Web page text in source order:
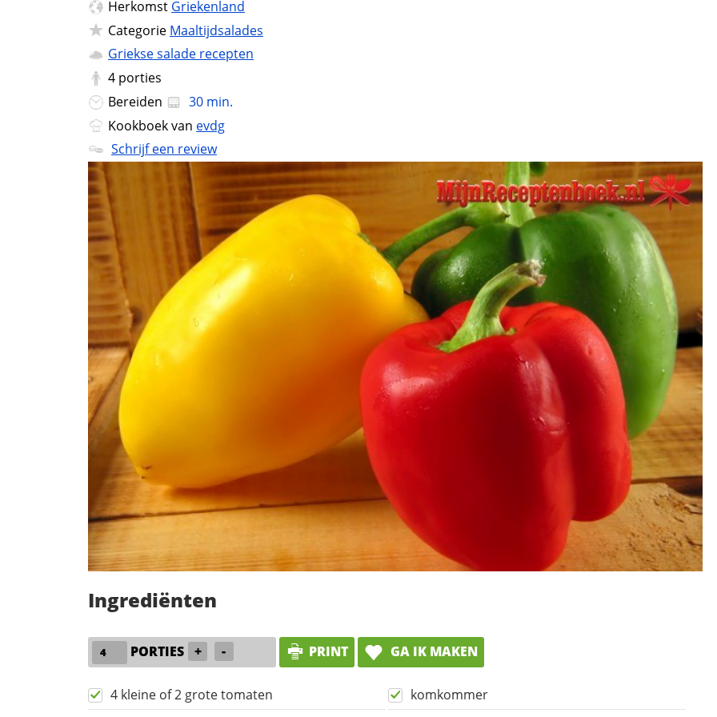
Herkomst Griekenland
Categorie Maaltijdsalades
Griekse salade recepten
4 porties
Bereiden
30 min.
Kookboek van evdg
Schrijf een review
Ingrediënten
PORTIES + - PRINT GA IK MAKEN
4 kleine of 2 grote tomaten
komkommer